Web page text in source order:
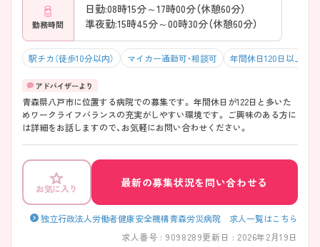
勤務時間
日勤:08時15分～17時00分（休憩60分）
準夜勤:15時45分～00時30分（休憩60分）
駅チカ（徒歩10分以内） マイカー通勤可・相談可 年間休日120日以上
青森県八戸市に位置する病院での募集です。 年間休日が122日と多いた
めワークライフバランスの充実がしやすい環境です。 ご興味のある方に
は詳細をお話しますので、お気軽にお問い合わせください。
お気に入り 最新の募集状況を問い合わせる
独立行政法人労働者健康安全機構青森労災病院 求人一覧はこちら
求人番号 : 9098289更新日 : 2026年2月19日